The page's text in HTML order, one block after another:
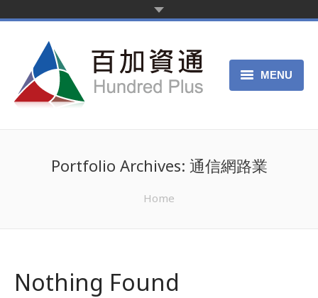
MENU
申請試用
Portfolio Archives: 通信網路業
Home
Nothing Found